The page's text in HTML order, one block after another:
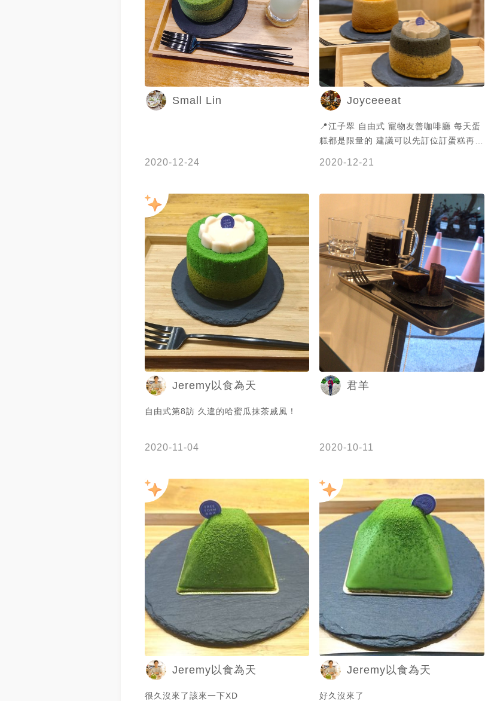
Small Lin
2020-12-24
Joyceeeat
📍江子翠 自由式 寵物友善咖啡廳 每天蛋
糕都是限量的 建議可以先訂位訂蛋糕再到
小富士 蛋糕不怎麼甜、咖啡味很濃 中間
哈密瓜口味的醬吃起來很清爽 🔅焦糖蘋果
伯爵小富士 蛋糕體的茶味香香的不會太
濃，但搭配的 卡士達焦糖味比較濃，比較
重口一點 比起咖啡我比較喜歡茶的香味
如果來個伯爵蛋糕體+哈密瓜卡士達， 我
一定更喜歡🤣 老闆和老闆娘都超愛狗 如
果要帶寵物和朋友聊聊天 還蠻推這裡的氣
氛很輕鬆，老闆和老闆娘也很好聊 #還免
費提供安捏頭套😂 Cover photo by
@gan.an_ne 娘 - #戚風蛋糕 #板橋美食
#板橋下午茶 #台北美食 #新北美食 #捷
運美食#寵物友善餐廳 #甜點 #甜
#sweeeeets #foodie #instafood
#eeeeeats
2020-12-21
Jeremy以食為天
自由式第8訪 久違的哈蜜瓜抹茶戚風！
2020-11-04
君羊
2020-10-11
Jeremy以食為天
很久沒來了該來一下XD
Jeremy以食為天
好久沒來了